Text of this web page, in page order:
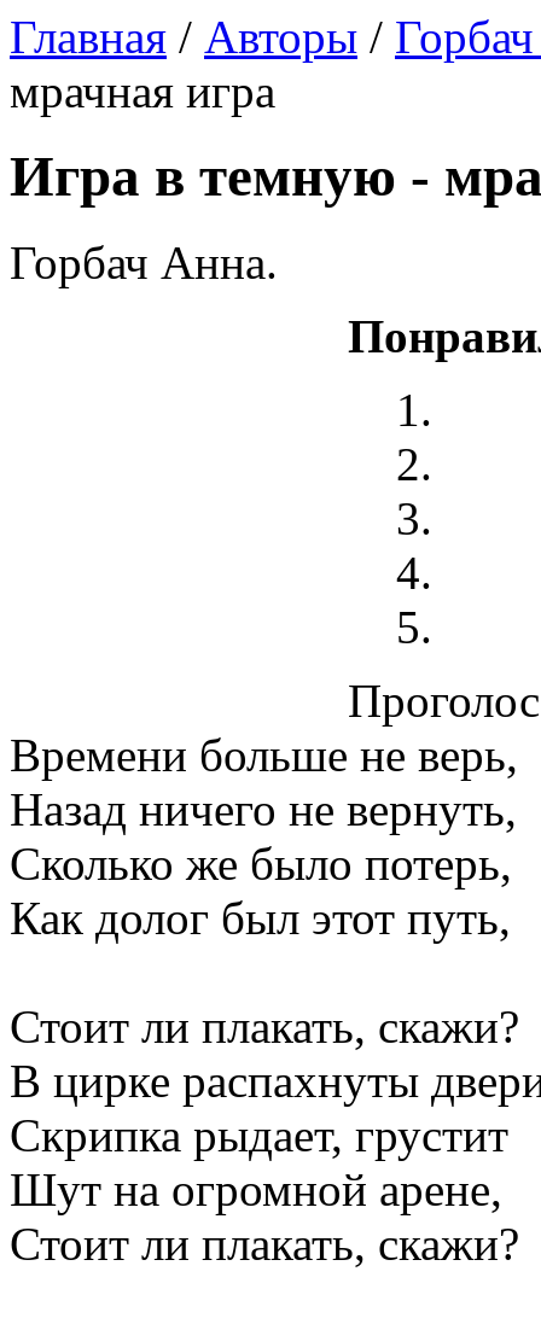
Главная / Авторы /
мрачная игра
Игра в темную -
Горбач Анна.
Времени больше не верь,
Назад ничего не вернуть,
Сколько же было потерь,
Как долог был этот путь,
Стоит ли плакать, скажи?
В цирке распахнуты
Скрипка рыдает, грустит
Шут на огромной арене,
Стоит ли плакать, скажи?